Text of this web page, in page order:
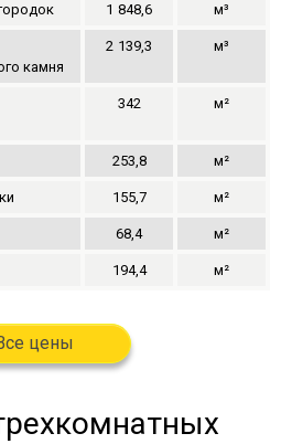
1 848,6 м³
камня
2 139,3 м³
342 м²
253,8 м²
155,7 м²
68,4 м²
194,4 м²
цены